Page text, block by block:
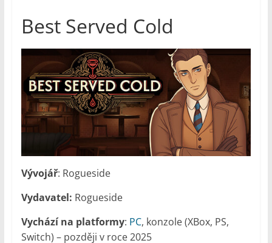
Best Served Cold
Vývojář: Rogueside
Vydavatel: Rogueside
Vychází na platformy: PC, konzole (XBox, PS,
Switch) – později v roce 2025